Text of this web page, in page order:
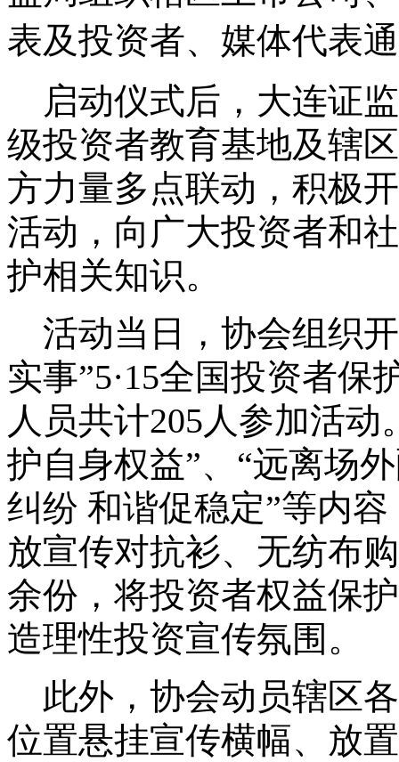
表及投资者、媒体代表
启动仪式后，大连证
级投资者教育基地及辖
方力量多点联动，积极
活动，向广大投资者和
护相关知识。
活动当日，协会组织
实事”5·15全国投资者保
人员共计205人参加活动
护自身权益”、“远离场
纠纷 和谐促稳定”等内
放宣传对抗衫、无纺布
余份，将投资者权益保
造理性投资宣传氛围。
此外，协会动员辖区
位置悬挂宣传横幅、放